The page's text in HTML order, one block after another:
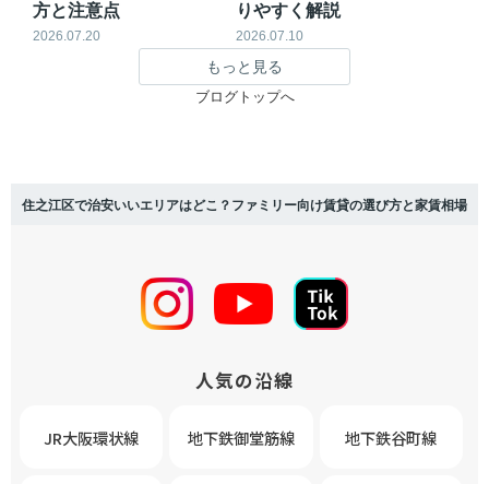
方と注意点
2026.07.20
りやすく解説
2026.07.10
もっと見る
ブログトップへ
住之江区で治安いいエリアはどこ？ファミリー向け賃貸の選び方と家賃相場
人気の沿線
JR大阪環状線 地下鉄御堂筋線 地下鉄谷町線